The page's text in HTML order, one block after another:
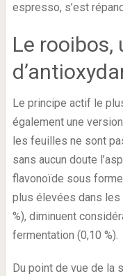
espresso, s’est
Le rooibos,
Le principe actif le
également une
les feuilles ne sont
sans aucun doute
flavonoïde sous
plus élevées dans
%), diminuent
fermentation (0,10 %).
Du point de vue de la